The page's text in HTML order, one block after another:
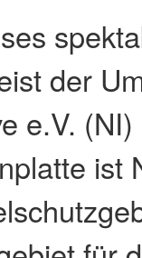
der
e.V.
ist